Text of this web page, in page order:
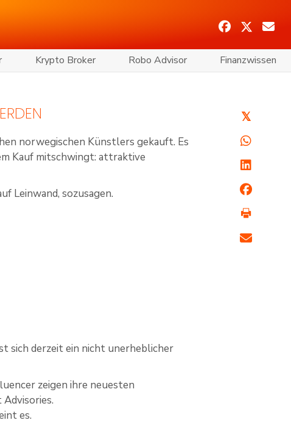
Krypto Broker Robo Advisor Finanzwissen
norwegischen Künstlers gekauft. Es
Kauf mitschwingt: attraktive
Leinwand, sozusagen.
sich derzeit ein nicht unerheblicher
zeigen ihre neuesten
es.
𝕏